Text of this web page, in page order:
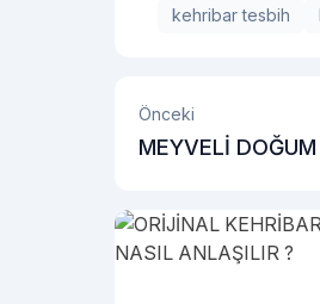
kehribar tesbih
Önceki
MEYVELİ